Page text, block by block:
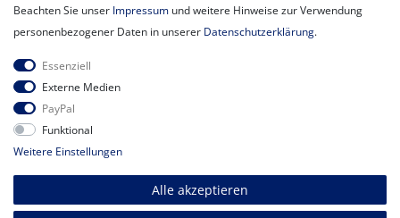
Newsletter
Newsletter
Honig
Hiermit bestätige ich, dass ich die
Meine Einwilligung kann ich jederzeit widerrufen.**
Abonnieren
** Hierbei handelt es sich um ein Pflichtfeld.
Beachten Sie unser Impressum und weitere Hinweise zur Verwendung
personenbezogener Daten in unserer Daten­schutz­erklärung.
Essenziell
Externe Medien
PayPal
Funktional
Weitere Einstellungen
Alle akzeptieren